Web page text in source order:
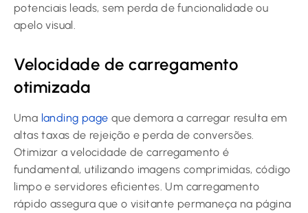
potenciais leads, sem perda de funcionalidade ou
apelo visual.
Velocidade de carregamento
otimizada
Uma landing page que demora a carregar resulta em
altas taxas de rejeição e perda de conversões.
Otimizar a velocidade de carregamento é
fundamental, utilizando imagens comprimidas, código
limpo e servidores eficientes. Um carregamento
rápido assegura que o visitante permaneça na página